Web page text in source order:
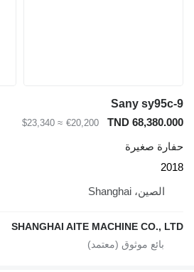
Sany
TND
€20,200
≈ $23,340
SHANGHAI AITE MACHINE